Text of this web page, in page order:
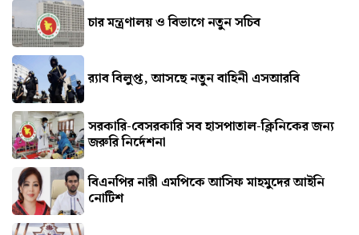
চার মন্ত্রণালয় ও বিভাগে নতুন সচিব
র‍্যাব বিলুপ্ত, আসছে নতুন বাহিনী এসআরবি
সরকারি-বেসরকারি সব হাসপাতাল-ক্লিনিকের জন্য
জরুরি নির্দেশনা
বিএনপির নারী এমপিকে আসিফ মাহমুদের আইনি
নোটিশ